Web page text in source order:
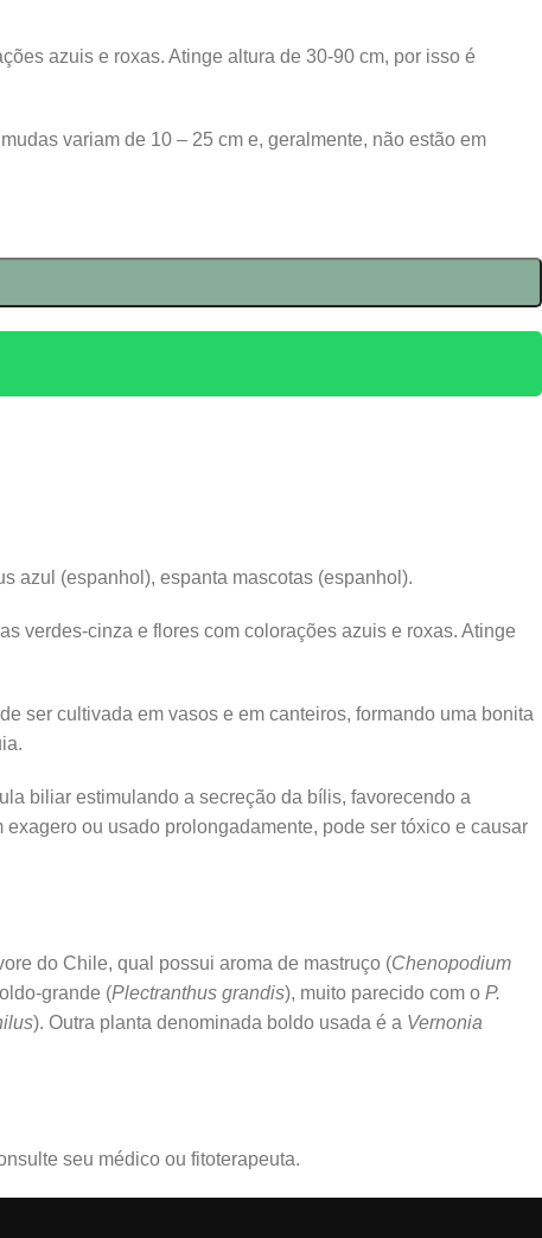
azuis e roxas. Atinge altura de 30-90 cm, por isso é
variam de 10 – 25 cm e, geralmente, não estão em
azul (espanhol), espanta mascotas (espanhol).
verdes-cinza e flores com colorações azuis e roxas. Atinge
ser cultivada em vasos e em canteiros, formando uma bonita
biliar estimulando a secreção da bílis, favorecendo a
ou usado prolongadamente, pode ser tóxico e causar
do Chile, qual possui aroma de mastruço (Chenopodium
grande (Plectranthus grandis), muito parecido com o P.
). Outra planta denominada boldo usada é a Vernonia
seu médico ou fitoterapeuta.